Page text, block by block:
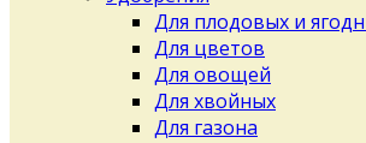
Для плодовых и
Для цветов
Для овощей
Для хвойных
Для газона